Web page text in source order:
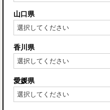
山口県
香川県
愛媛県